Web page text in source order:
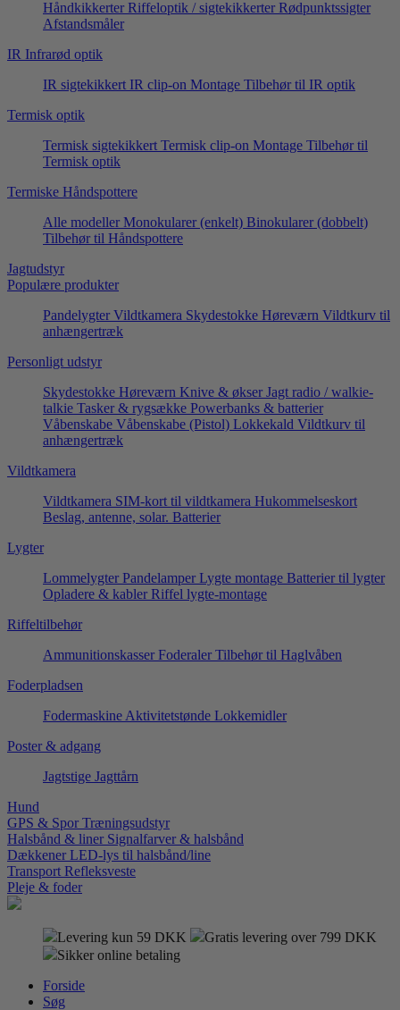
Håndkikkerter Riffeloptik / sigtekikkerter Rødpunktssigter
Afstandsmåler
IR Infrarød optik
IR sigtekikkert IR clip-on Montage Tilbehør til IR optik
Termisk optik
Termisk sigtekikkert Termisk clip-on Montage Tilbehør til
Termisk optik
Termiske Håndspottere
Alle modeller Monokularer (enkelt) Binokularer (dobbelt)
Tilbehør til Håndspottere
Jagtudstyr
Populære produkter
Pandelygter Vildtkamera Skydestokke Høreværn Vildtkurv til
anhængertræk
Personligt udstyr
Skydestokke Høreværn Knive & økser Jagt radio / walkie-
talkie Tasker & rygsække Powerbanks & batterier
Våbenskabe Våbenskabe (Pistol) Lokkekald Vildtkurv til
anhængertræk
Vildtkamera
Vildtkamera SIM-kort til vildtkamera Hukommelseskort
Beslag, antenne, solar. Batterier
Lygter
Lommelygter Pandelamper Lygte montage Batterier til lygter
Opladere & kabler Riffel lygte-montage
Riffeltilbehør
Ammunitionskasser Foderaler Tilbehør til Haglvåben
Foderpladsen
Fodermaskine Aktivitetstønde Lokkemidler
Poster & adgang
Jagtstige Jagttårn
Hund
GPS & Spor Træningsudstyr
Halsbånd & liner Signalfarver & halsbånd
Dækkener LED-lys til halsbånd/line
Transport Refleksveste
Pleje & foder
Levering kun 59 DKK
Gratis levering over 799 DKK
Sikker online betaling
Forside
Søg